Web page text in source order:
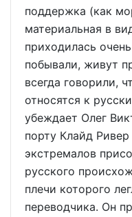
поддержка (как
материальная в
приходилась
побывали, живут
всегда говорили,
относятся к
убеждает Олег
порту Клайд
экстремалов
русского
плечи которого
переводчика. Он